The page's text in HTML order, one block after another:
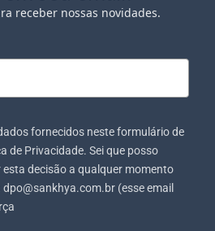
receber nossas novidades.
fornecidos neste formulário de
de Privacidade. Sei que posso
esta decisão a qualquer momento
(esse email